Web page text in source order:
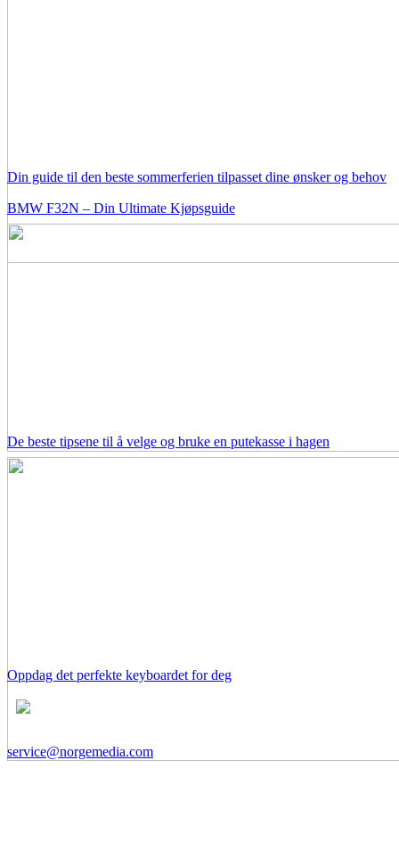
Din guide til den beste sommerferien tilpasset dine ønsker og behov
BMW F32N – Din Ultimate Kjøpsguide
De beste tipsene til å velge og bruke en putekasse i hagen
Oppdag det perfekte keyboardet for deg
service@norgemedia.com